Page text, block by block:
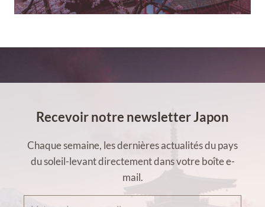
Recevoir notre newsletter Japon
Chaque semaine, les dernières actualités du pays
du soleil-levant directement dans votre boîte e-
mail.